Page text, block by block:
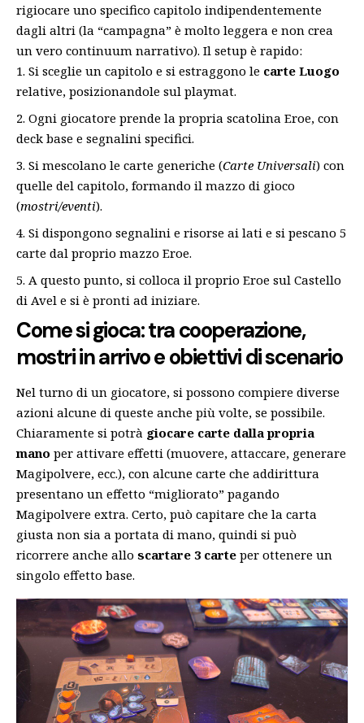
rigiocare uno specifico capitolo indipendentemente
dagli altri (la “campagna” è molto leggera e non crea
un vero continuum narrativo). Il setup è rapido:
Si sceglie un capitolo e si estraggono le carte Luogo
relative, posizionandole sul playmat.
Ogni giocatore prende la propria scatolina Eroe, con
deck base e segnalini specifici.
Si mescolano le carte generiche (Carte Universali) con
quelle del capitolo, formando il mazzo di gioco
(mostri/eventi).
Si dispongono segnalini e risorse ai lati e si pescano 5
carte dal proprio mazzo Eroe.
A questo punto, si colloca il proprio Eroe sul Castello
di Avel e si è pronti ad iniziare.
Come si gioca: tra cooperazione,
mostri in arrivo e obiettivi di scenario
Nel turno di un giocatore, si possono compiere diverse
azioni alcune di queste anche più volte, se possibile.
Chiaramente si potrà giocare carte dalla propria
mano per attivare effetti (muovere, attaccare, generare
Magipolvere, ecc.), con alcune carte che addirittura
presentano un effetto “migliorato” pagando
Magipolvere extra. Certo, può capitare che la carta
giusta non sia a portata di mano, quindi si può
ricorrere anche allo scartare 3 carte per ottenere un
singolo effetto base.